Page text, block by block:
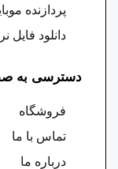
پردازنده
دانلود فایل
دسترسی به
فروشگاه
تماس با ما
درباره ما